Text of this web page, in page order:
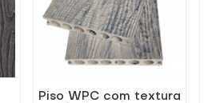
Piso WPC com textura